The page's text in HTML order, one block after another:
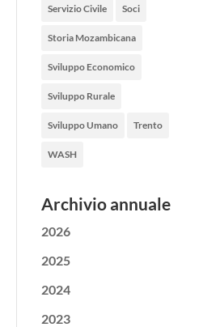
Servizio Civile Soci
Storia Mozambicana
Sviluppo Economico
Sviluppo Rurale
Sviluppo Umano Trento
WASH
Archivio annuale
2026
2025
2024
2023